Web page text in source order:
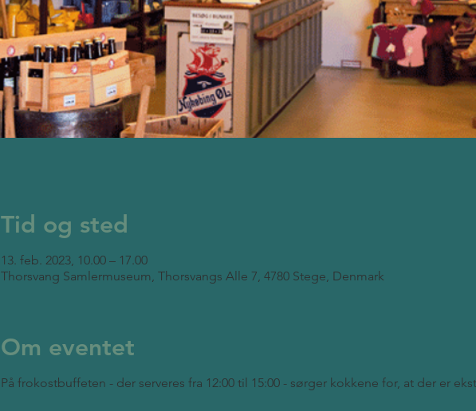
Tid og sted
13. feb. 2023, 10.00 – 17.00
Thorsvang Samlermuseum, Thorsvangs Alle 7, 4780 Stege, Denmark
Om eventet
På frokostbuffeten - der serveres fra 12:00 til 15:00 - sørger kokkene for, at der er